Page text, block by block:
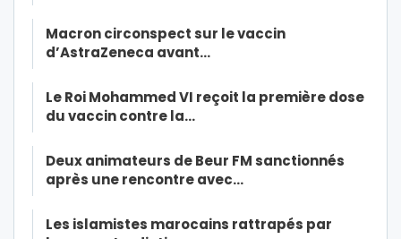
Macron circonspect sur le vaccin
d’AstraZeneca avant…
Le Roi Mohammed VI reçoit la première dose
du vaccin contre la…
Deux animateurs de Beur FM sanctionnés
après une rencontre avec…
Les islamistes marocains rattrapés par